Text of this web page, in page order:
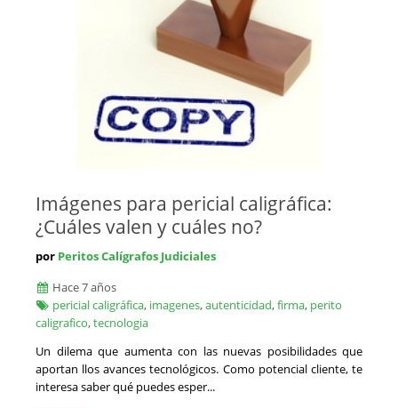
Imágenes para pericial caligráfica:
¿Cuáles valen y cuáles no?
por Peritos Calígrafos Judiciales
Hace 7 años
pericial caligráfica, imagenes,autenticidad,firma, perito
caligrafico,tecnologia
Un dilema que aumenta con las nuevas posibilidades que
aportan llos avances tecnológicos. Como potencial cliente, te
interesa saber qué puedes esper...